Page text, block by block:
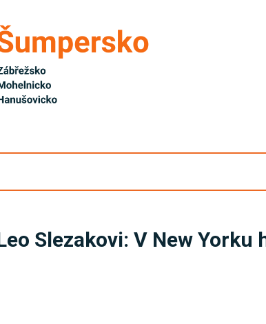
Slezakovi: V New